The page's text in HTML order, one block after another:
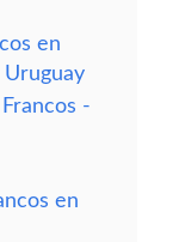
en
-
en